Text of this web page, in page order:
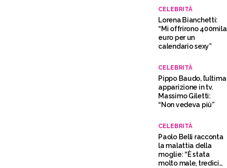
CELEBRITÀ
Lorena Bianchetti:
“Mi offrirono 400mila
euro per un
calendario sexy”
CELEBRITÀ
Pippo Baudo, l’ultima
apparizione in tv.
Massimo Giletti:
“Non vedeva più”
CELEBRITÀ
Paolo Belli racconta
la malattia della
moglie: “È stata
molto male, tredici